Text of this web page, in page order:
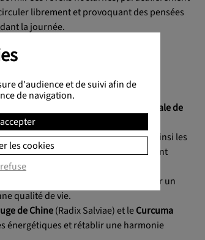
librement et provoquant des pensées
la journée.
chinoise recommande des plantes
profond et réparateur. La
Digitale de
qui entraîne l'agitation nocturne.
la résistance au stress, réduisant ainsi les
Polygala de Chine(Radix Polygalae) sont
efficacement l'irritabilité, de favoriser un
qualité de vie.
de Chine(Radix Salviae) et leCurcuma
énergétiques et rétablir une harmonie
d'audience et de suivi afin de
de navigation.
les cookies